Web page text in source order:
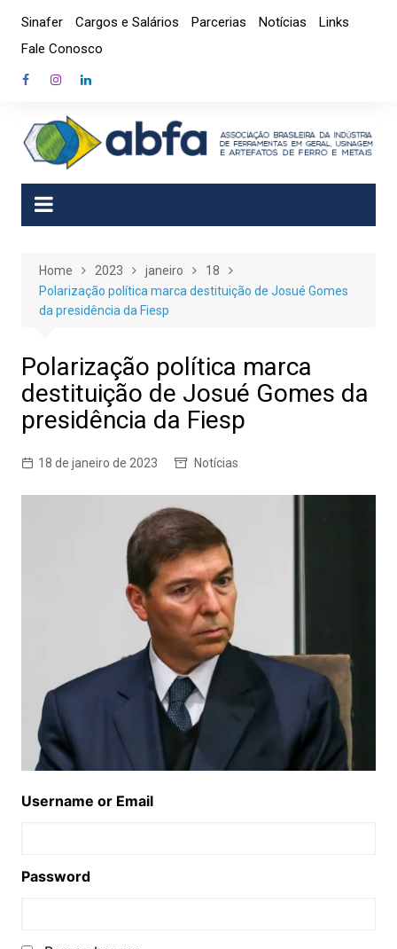
content
Sinafer Cargos e Salários Parcerias Notícias
Links
Fale Conosco
Home 2023 janeiro
18
Polarização política marca destituição de Josué Gomes
da presidência da Fiesp
Polarização política marca
destituição de Josué Gomes da
presidência da Fiesp
18 de janeiro de 2023 Notícias
Username or Email
Password